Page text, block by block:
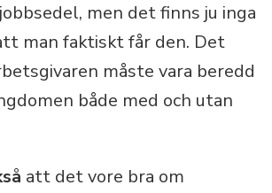
men det finns ju inga
man faktiskt får den. Det
måste vara beredd
både med och utan
att det vore bra om